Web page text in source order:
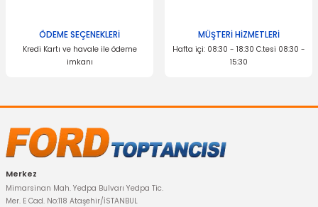
YERLİ ÜRÜN
Şanzıman Takozu Fiesta Fusion Braketli Otomatik
ÖDEME SEÇENEKLERİ
Kredi Kartı ve havale ile ödeme
imkanı
MÜŞTERİ HİZMETLERİ
Hafta içi: 08:30 - 18:30 C.tesi 08:30 -
15:30
Merkez
Mimarsinan Mah. Yedpa Bulvarı Yedpa Tic.
Mer. E Cad. No:118 Ataşehir/İSTANBUL